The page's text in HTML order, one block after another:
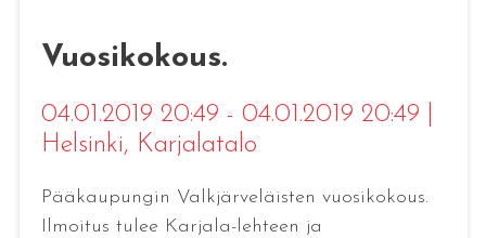
Vuosikokous.
04.01.2019 20:49 - 04.01.2019 20:49
Helsinki, Karjalatalo
Pääkaupungin Valkjärveläisten vuosikokous.
Ilmoitus tulee Karjala-lehteen ja